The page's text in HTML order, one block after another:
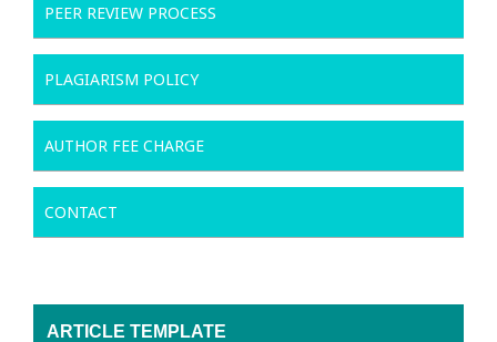
PEER REVIEW PROCESS
PLAGIARISM POLICY
AUTHOR FEE CHARGE
CONTACT
ARTICLE TEMPLATE